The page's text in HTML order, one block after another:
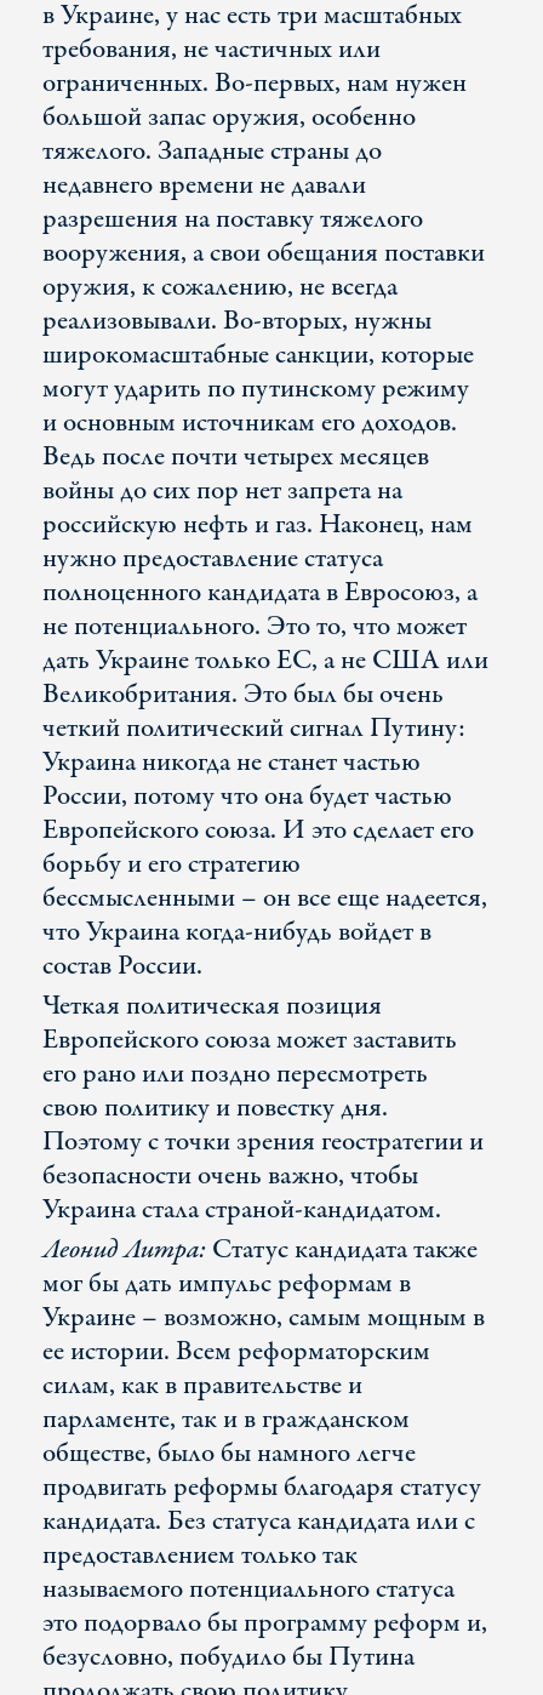
в Украине, у нас есть три масштабных
требования, не частичных или
ограниченных. Во-первых, нам нужен
большой запас оружия, особенно
тяжелого. Западные страны до
недавнего времени не давали
разрешения на поставку тяжелого
вооружения, а свои обещания поставки
оружия, к сожалению, не всегда
реализовывали. Во-вторых, нужны
широкомасштабные санкции, которые
могут ударить по путинскому режиму
и основным источникам его доходов.
Ведь после почти четырех месяцев
войны до сих пор нет запрета на
российскую нефть и газ. Наконец, нам
нужно предоставление статуса
полноценного кандидата в Евросоюз, а
не потенциального. Это то, что может
дать Украине только ЕС, а не США или
Великобритания. Это был бы очень
четкий политический сигнал Путину:
Украина никогда не станет частью
России, потому что она будет частью
Европейского союза. И это сделает его
борьбу и его стратегию
бессмысленными – он все еще надеется,
что Украина когда-нибудь войдет в
состав России.
Четкая политическая позиция
Европейского союза может заставить
его рано или поздно пересмотреть
свою политику и повестку дня.
Поэтому с точки зрения геостратегии и
безопасности очень важно, чтобы
Украина стала страной-кандидатом.
Леонид Литра:Статус кандидата также
мог бы дать импульс реформам в
Украине – возможно, самым мощным в
ее истории. Всем реформаторским
силам, как в правительстве и
парламенте, так и в гражданском
обществе, было бы намного легче
продвигать реформы благодаря статусу
кандидата. Без статуса кандидата или с
предоставлением только так
называемого потенциального статуса
это подорвало бы программу реформ и,
безусловно, побудило бы Путина